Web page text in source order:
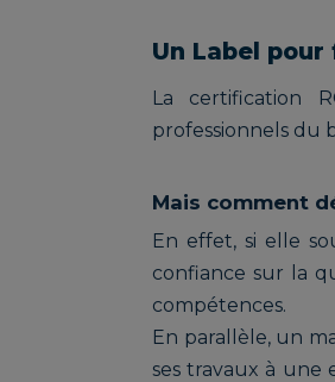
Un Label
La certification
professionnels du
Mais comment
En effet, si elle
confiance sur la
compétences.
En parallèle, un
ses travaux à une